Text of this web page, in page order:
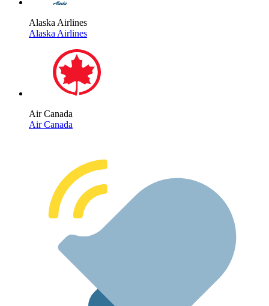
Alaska Airlines
Alaska Airlines
Air Canada
Air Canada